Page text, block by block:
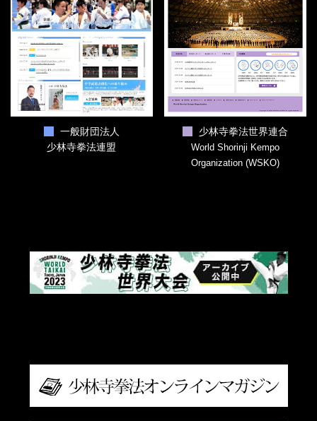
一般財団法人
少林寺拳法連盟
少林寺拳法世界連合
World Shorinji Kempo
Organization (WSKO)